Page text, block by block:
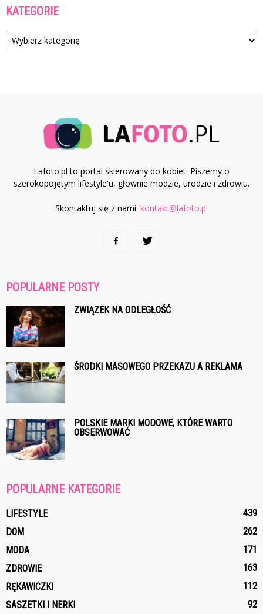
KATEGORIE
Kategorie
Lafoto.pl to portal skierowany do kobiet. Piszemy o
szerokopojętym lifestyle'u, głownie modzie, urodzie i zdrowiu.
Skontaktuj się z nami: kontakt@lafoto.pl
POPULARNE POSTY
ZWIĄZEK NA ODLEGŁOŚĆ
ŚRODKI MASOWEGO PRZEKAZU A REKLAMA
POLSKIE MARKI MODOWE, KTÓRE WARTO
OBSERWOWAĆ
POPULARNE KATEGORIE
LIFESTYLE
439
DOM
262
MODA
171
ZDROWIE
163
RĘKAWICZKI
112
SASZETKI I NERKI
92